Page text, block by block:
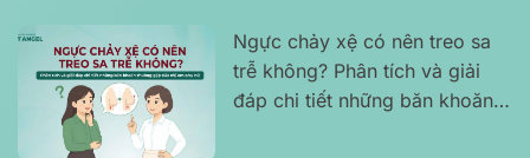
Ngực chảy xệ có nên treo sa
trễ không? Phân tích và giải
đáp chi tiết những băn khoăn